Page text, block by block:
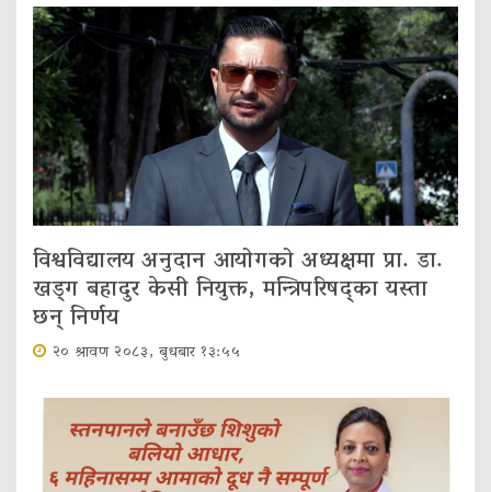
विश्वविद्यालय अनुदान आयोगको अध्यक्षमा प्रा. डा.
खड्ग बहादुर केसी नियुक्त, मन्त्रिपरिषद्का यस्ता
छन् निर्णय
२० श्रावण २०८३, बुधबार १३:५५